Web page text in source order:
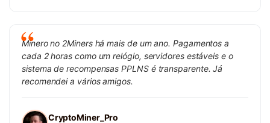
Minero no 2Miners há mais de um ano. Pagamentos a
cada 2 horas como um relógio, servidores estáveis e o
sistema de recompensas PPLNS é transparente. Já
recomendei a vários amigos.
CryptoMiner_Pro